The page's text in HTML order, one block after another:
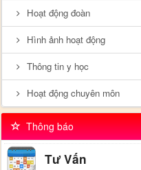
Hoạt động đoàn
Hình ảnh hoạt động
Thông tin y học
Hoạt động chuyên môn
Thông báo
Tư Vấn